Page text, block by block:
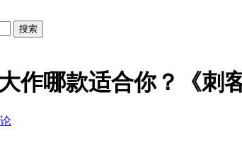
搜索
作哪款适合你？《刺